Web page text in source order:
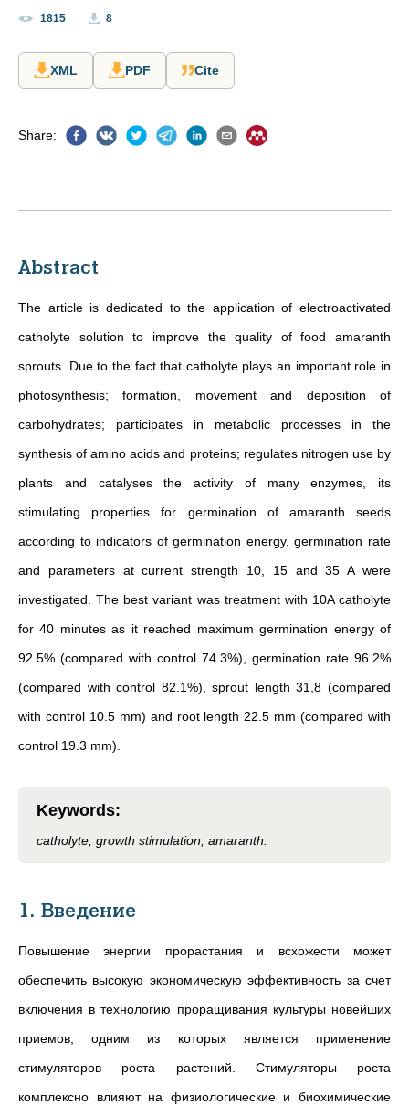
1815 8
XML PDF Cite
Share:
Abstract
The article is dedicated to the application of electroactivated
catholyte solution to improve the quality of food amaranth
sprouts. Due to the fact that catholyte plays an important role in
photosynthesis; formation, movement and deposition of
carbohydrates; participates in metabolic processes in the
synthesis of amino acids and proteins; regulates nitrogen use by
plants and catalyses the activity of many enzymes, its
stimulating properties for germination of amaranth seeds
according to indicators of germination energy, germination rate
and parameters at current strength 10, 15 and 35 A were
investigated. The best variant was treatment with 10A catholyte
for 40 minutes as it reached maximum germination energy of
92.5% (compared with control 74.3%), germination rate 96.2%
(compared with control 82.1%), sprout length 31,8 (compared
with control 10.5 mm) and root length 22.5 mm (compared with
control 19.3 mm).
Keywords:
catholyte, growth stimulation, amaranth.
1. Введение
Повышение энергии прорастания и всхожести может
обеспечить высокую экономическую эффективность за счет
включения в технологию проращивания культуры новейших
приемов, одним из которых является применение
стимуляторов роста растений. Стимуляторы роста
комплексно влияют на физиологические и биохимические